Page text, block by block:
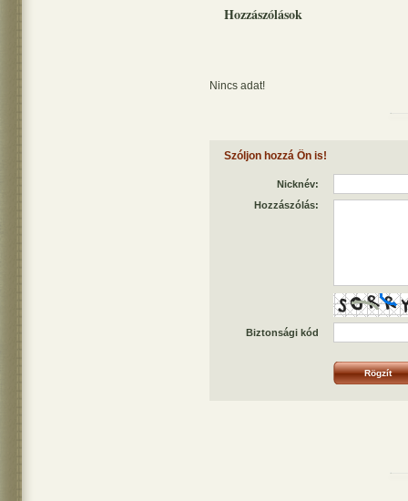
Hozzászólások
Nincs adat!
Szóljon hozzá Ön is!
Nicknév:
Hozzászólás:
Biztonsági kód